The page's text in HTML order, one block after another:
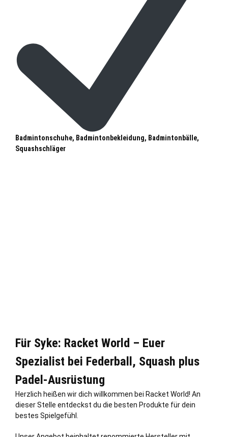
Badmintonschuhe, Badmintonbekleidung, Badmintonbälle,
Squashschläger
Für Syke: Racket World – Euer
Spezialist bei Federball, Squash plus
Padel-Ausrüstung
Herzlich heißen wir dich willkommen bei Racket World! An
dieserStelle entdeckst du die besten Produkte für dein
bestes Spielgefühl.